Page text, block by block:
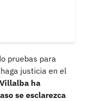
pruebas para
justicia en el
ha
se esclarezca